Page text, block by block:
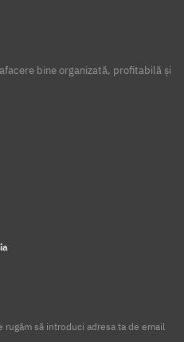
bine organizată, profitabilă și
să introduci adresa ta de email